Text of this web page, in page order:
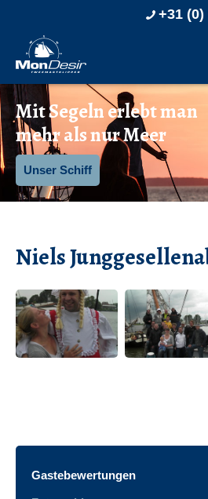
+31 (0)
Mit Segeln erlebt man
mehr als nur Meer
Unser Schiff
Niels
Gastebewertungen